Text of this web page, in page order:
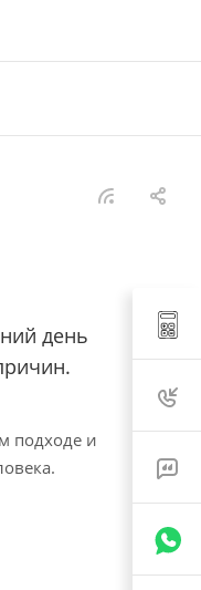
день
подходе и